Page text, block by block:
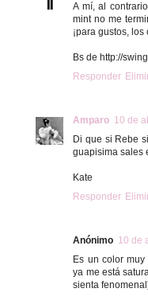
A mí, al
mint no me
¡para gustos, los
Bs de http://
Responder
Amparo 10 de
Di que si Rebe
guapisima sales
Kate
Responder
Anónimo 10 de
Es un color
ya me está
sienta